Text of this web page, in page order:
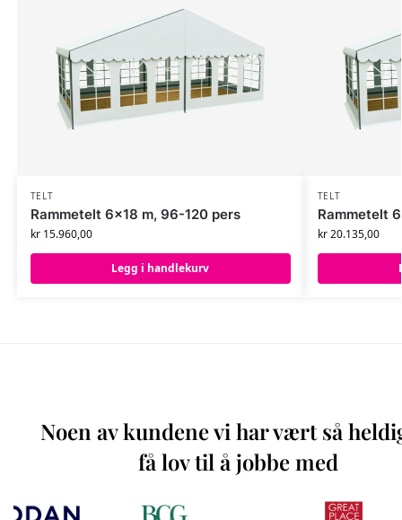
TELT
Rammetelt 6×18 m, 96-120 pers
kr15.960,00
Legg i handlekurv
TELT
Rammetelt
kr20.135,00
Noen av kundene vi har vært så
få lov til å jobbe med